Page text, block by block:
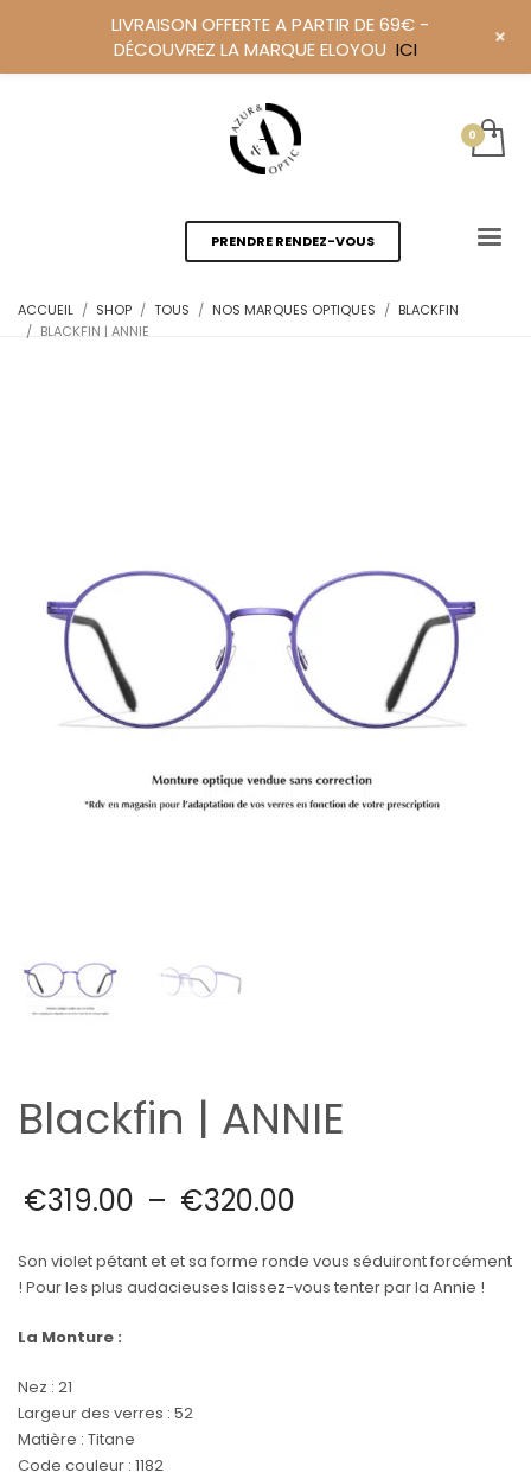
PRENDRE RENDEZ-VOUS
ACCUEIL SHOP TOUS NOS MARQUES OPTIQUES
BLACKFIN
BLACKFIN | ANNIE
Blackfin | ANNIE
€319.00 – €320.00
Son violet pétant et et sa forme ronde vous séduiront forcément
! Pour les plus audacieuses laissez-vous tenter par la Annie !
La Monture :
Nez : 21
Largeur des verres : 52
Matière : Titane
Code couleur : 1182
LIVRAISON OFFERTE A PARTIR DE 69€ -
DÉCOUVREZ LA MARQUE ELOYOU ICI +